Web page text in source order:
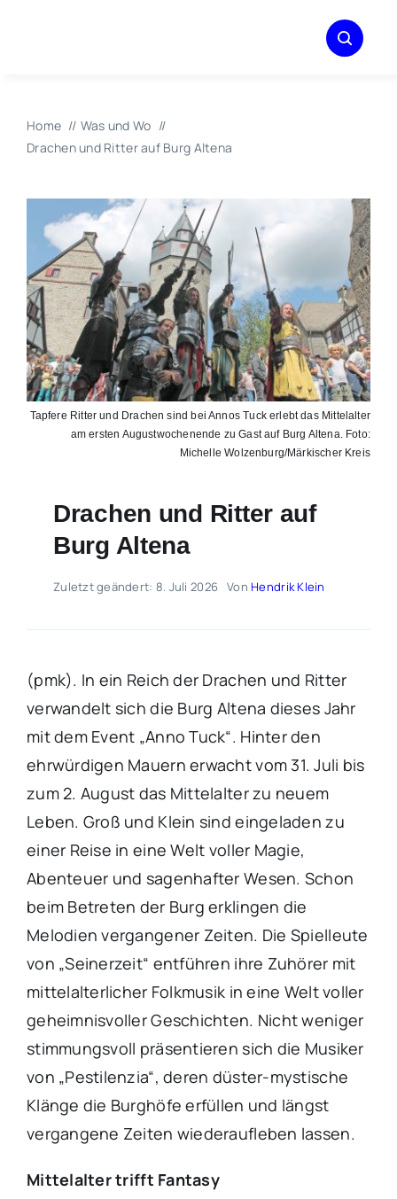
Home
Was und Wo
Drachen und Ritter auf Burg Altena
Tapfere Ritter und Drachen sind bei Annos Tuck erlebt das Mittelalter
am ersten Augustwochenende zu Gast auf Burg Altena. Foto:
Michelle Wolzenburg/Märkischer Kreis
Drachen und Ritter auf
Burg Altena
Zuletzt geändert: 8. Juli 2026 VonHendrik Klein
(pmk). In ein Reich der Drachen und Ritter
verwandelt sich die Burg Altena dieses Jahr
mit dem Event „Anno Tuck“. Hinter den
ehrwürdigen Mauern erwacht vom 31. Juli bis
zum 2. August das Mittelalter zu neuem
Leben. Groß und Klein sind eingeladen zu
einer Reise in eine Welt voller Magie,
Abenteuer und sagenhafter Wesen. Schon
beim Betreten der Burg erklingen die
Melodien vergangener Zeiten. Die Spielleute
von „Seinerzeit“ entführen ihre Zuhörer mit
mittelalterlicher Folkmusik in eine Welt voller
geheimnisvoller Geschichten. Nicht weniger
stimmungsvoll präsentieren sich die Musiker
von „Pestilenzia“, deren düster-mystische
Klänge die Burghöfe erfüllen und längst
vergangene Zeiten wiederaufleben lassen.
Mittelalter trifft Fantasy